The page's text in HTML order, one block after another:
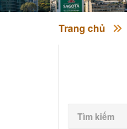
Trang chủ